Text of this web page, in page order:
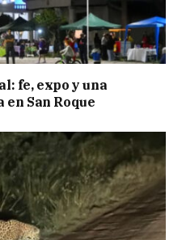
fe, expo y una
San Roque